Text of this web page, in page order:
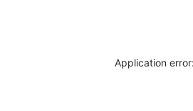
Application